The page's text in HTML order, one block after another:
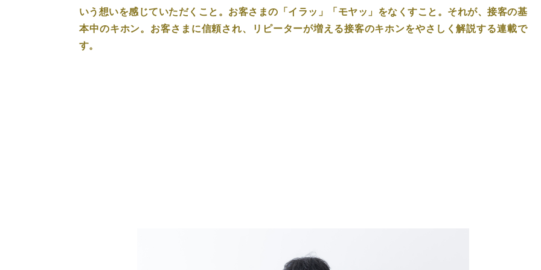
いう想いを感じていただくこと。お客さまの「イラッ」「モヤッ」をなくすこと。それが、接客の基
本中のキホン。お客さまに信頼され、リピーターが増える接客のキホンをやさしく解説する連載で
す。